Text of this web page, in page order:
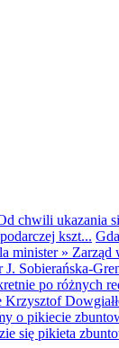
chwili ukazania
kszt...
minister» Zarząd
J. Sobierańska-
po różnych
Krzysztof
o pikiecie
się pikieta